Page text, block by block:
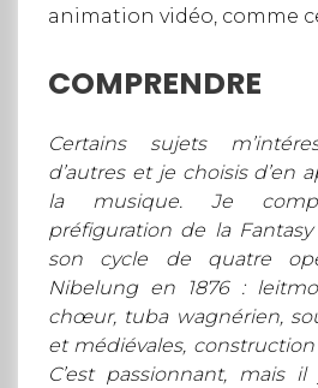
animation vidéo, comme
COMPRENDRE
Certains sujets
d’autres et je choisis d’en
la musique. Je
préfiguration de la
son cycle de quatre
Nibelung en 1876 :
chœur, tuba wagnérien,
et médiévales,
C’est passionnant, mais